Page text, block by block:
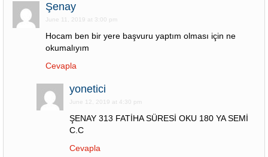
Şenay
June 11, 2019 at 3:00 pm
Hocam ben bir yere başvuru yaptım olması için ne
okumalıyım
Cevapla
yonetici
June 12, 2019 at 4:30 pm
ŞENAY 313 FATİHA SÜRESİ OKU 180 YA SEMİ
C.C
Cevapla